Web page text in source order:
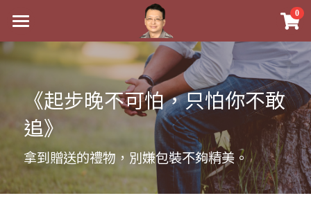
0
最新消息
實體經營
祖傳命理
手工印鑑
課程介紹
五行八字學
Blog
《起步晚不可怕，只怕你不敢
追》
拿到贈送的禮物，別嫌包裝不夠精美。
×
商品分類
八字線上完整班
科學八字推理PDF
《十神高階實戰錄》完整典藏版
1美元超值PDF